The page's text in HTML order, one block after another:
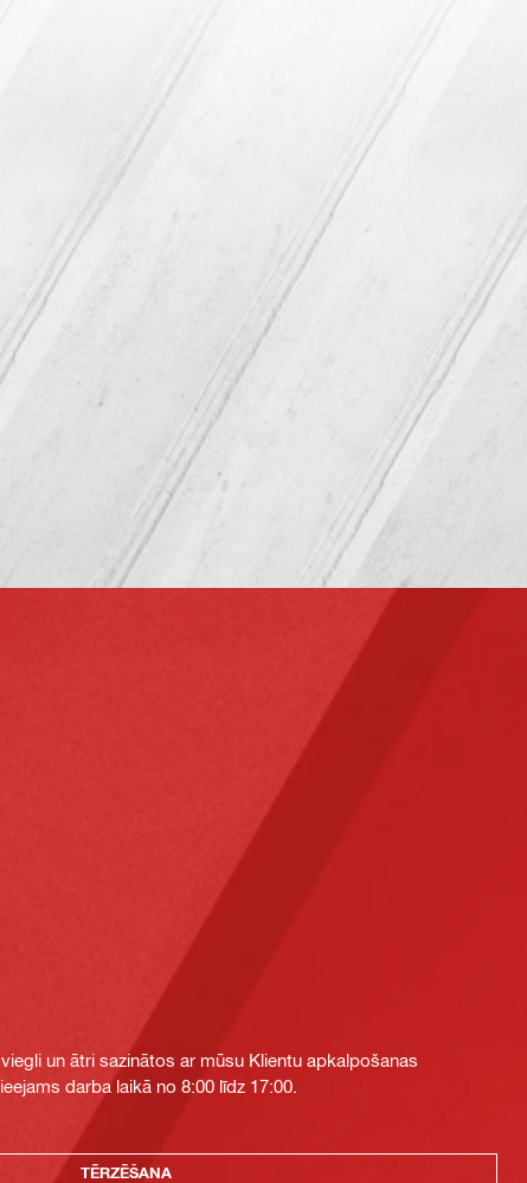
un ātri sazinātos ar mūsu Klientu apkalpošanas
darba laikā no 8:00 līdz 17:00.
TĒRZĒŠANA